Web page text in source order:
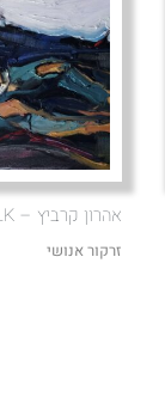
אהרון קרביץ – TALK
זרקור אנושי